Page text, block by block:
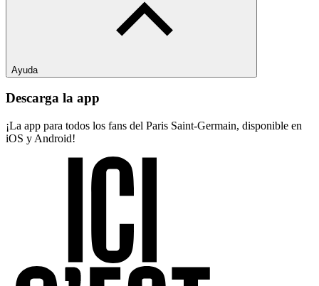
Ayuda
Descarga la app
¡La app para todos los fans del Paris Saint-Germain, disponible en
iOS y Android!